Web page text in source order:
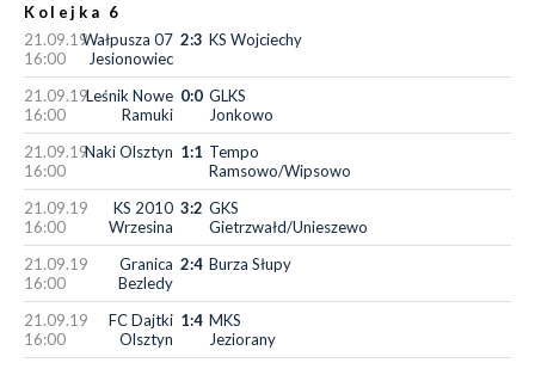
Kolejka 6
21.09.19
16:00
Wałpusza 07
Jesionowiec
2:3 KS Wojciechy
21.09.19
16:00
Leśnik Nowe
Ramuki
0:0 GLKS
Jonkowo
21.09.19
16:00
Naki Olsztyn 1:1 Tempo
Ramsowo/Wipsowo
21.09.19
16:00
KS 2010
Wrzesina
3:2 GKS
Gietrzwałd/Unieszewo
21.09.19
16:00
Granica
Bezledy
2:4 Burza Słupy
21.09.19
16:00
FC Dajtki
Olsztyn
1:4 MKS
Jeziorany